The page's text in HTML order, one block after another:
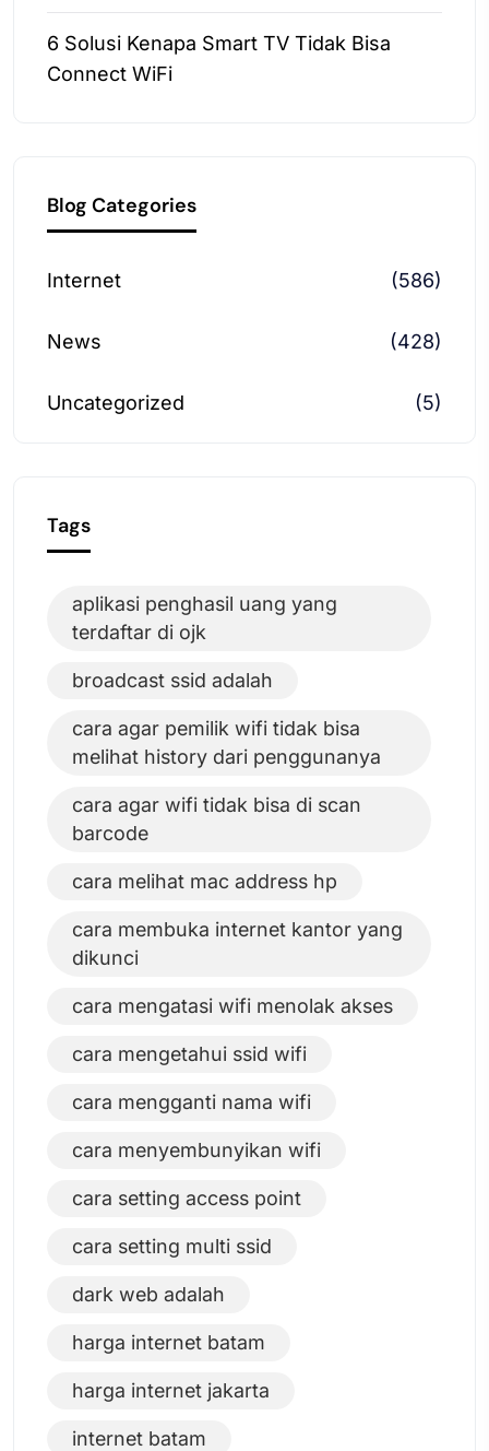
6 Solusi Kenapa Smart TV Tidak Bisa
Connect WiFi
Blog Categories
Internet (586)
News (428)
Uncategorized (5)
Tags
aplikasi penghasil uang yang
terdaftar di ojk
broadcast ssid adalah
cara agar pemilik wifi tidak bisa
melihat history dari penggunanya
cara agar wifi tidak bisa di scan
barcode
cara melihat mac address hp
cara membuka internet kantor yang
dikunci
cara mengatasi wifi menolak akses
cara mengetahui ssid wifi
cara mengganti nama wifi
cara menyembunyikan wifi
cara setting access point
cara setting multi ssid
dark web adalah
harga internet batam
harga internet jakarta
internet batam